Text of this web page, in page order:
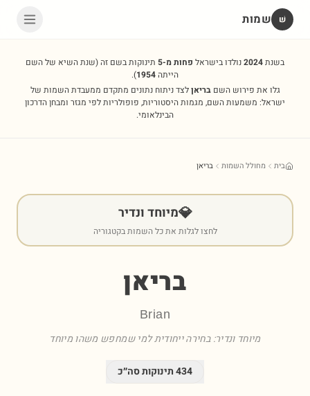
שׁ שמות
בשנת2024נולדו בישראל פחות מ-5 תינוקות בשם זה(שנת השיא של השם
הייתה1954
).
גלו את פירוש השםבריאןלצד ניתוח נתונים מתקדם ממעבדת השמות של
ישראל: משמעות השם, מגמות היסטוריות, פופולריות לפי מגזר ומבחן הדרכון
הבינלאומי.
בית מחולל השמות בריאן
💎מיוחד ונדיר
לחצו לגלות את כל השמות בקטגוריה
בריאן
Brian
מיוחד ונדיר: בחירה ייחודית למי שמחפש משהו מיוחד
434תינוקות סה״כ